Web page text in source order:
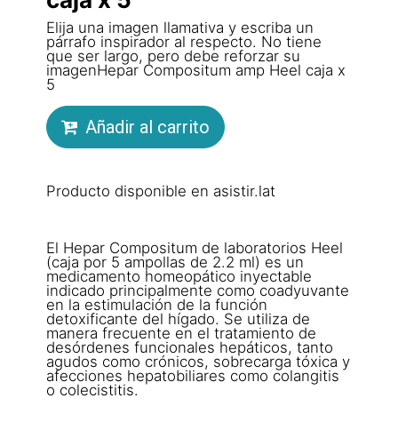
Elija una imagen llamativa y escriba un
párrafo inspirador al respecto. No tiene
que ser largo, pero debe reforzar su
imagenHepar Compositum amp Heel caja x
5
Añadir al carrito
Producto disponible en asistir.lat
El Hepar Compositum de laboratorios Heel
(caja por 5 ampollas de 2.2 ml) es un
medicamento homeopático inyectable
indicado principalmente como coadyuvante
en la estimulación de la función
detoxificante del hígado. Se utiliza de
manera frecuente en el tratamiento de
desórdenes funcionales hepáticos, tanto
agudos como crónicos, sobrecarga tóxica y
afecciones hepatobiliares como colangitis
o colecistitis.